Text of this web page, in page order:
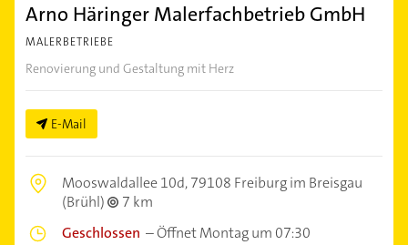
Arno Häringer Malerfachbetrieb GmbH
MALERBETRIEBE
Renovierung und Gestaltung mit Herz
E-Mail
Mooswaldallee 10d,79108 Freiburg im Breisgau
(Brühl)
7 km
Geschlossen –Öffnet Montag um 07:30